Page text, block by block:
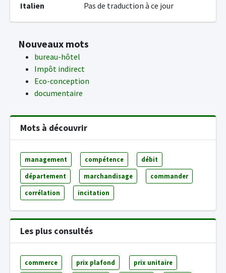
Italien
Pas de traduction à ce jour
Nouveaux mots
bureau-hôtel
Impôt indirect
Eco-conception
documentaire
Mots à découvrir
management compétence débit
département marchandisage commander
corrélation incitation
Les plus consultés
commerce prix plafond prix unitaire